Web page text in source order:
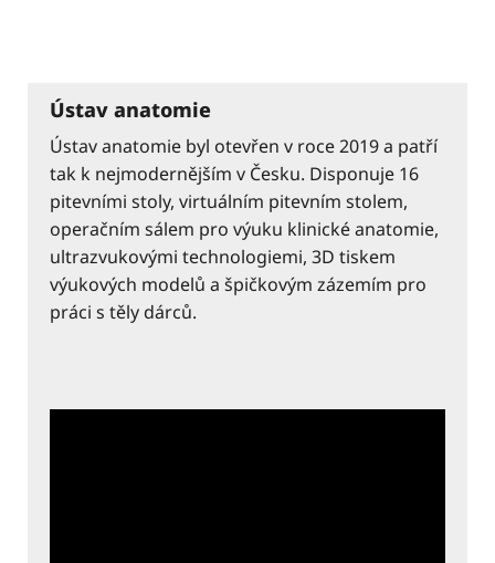
Ústav anatomie
Ústav anatomie byl otevřen v roce 2019 a patří
tak k nejmodernějším v Česku. Disponuje 16
pitevními stoly, virtuálním pitevním stolem,
operačním sálem pro výuku klinické anatomie,
ultrazvukovými technologiemi, 3D tiskem
výukových modelů a špičkovým zázemím pro
práci s těly dárců.